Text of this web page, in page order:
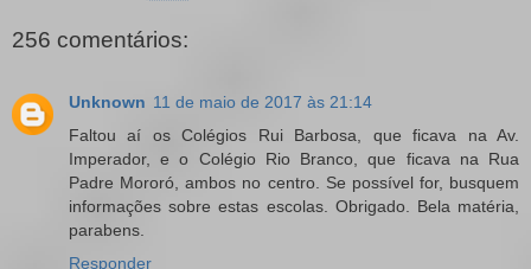
256 comentários:
Unknown 11 de maio de 2017 às 21:14
Faltou aí os Colégios Rui Barbosa, que ficava na Av.
Imperador, e o Colégio Rio Branco, que ficava na Rua
Padre Mororó, ambos no centro. Se possível for, busquem
informações sobre estas escolas. Obrigado. Bela matéria,
parabens.
Responder